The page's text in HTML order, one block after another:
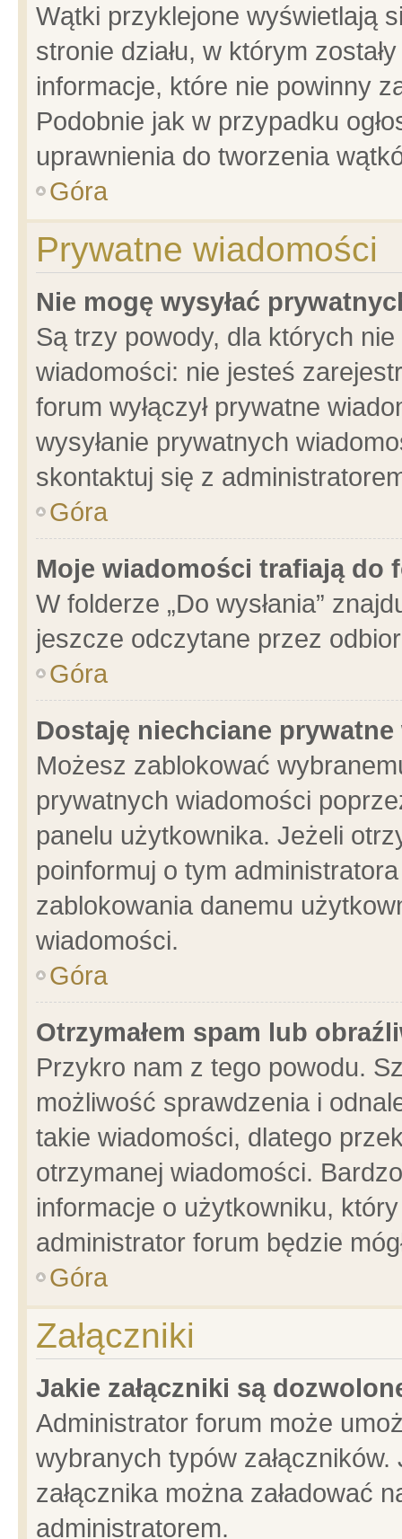
Wątki przyklejone wyświetlają
stronie działu, w którym
informacje, które nie powinny
Podobnie jak w przypadku
uprawnienia do tworzenia
Góra
Prywatne wiadomości
Nie mogę wysyłać
Są trzy powody, dla których
wiadomości: nie jesteś
forum wyłączył prywatne
wysyłanie prywatnych
skontaktuj się z
Góra
Moje wiadomości trafiają do
W folderze „Do wysłania”
jeszcze odczytane przez
Góra
Dostaję niechciane
Możesz zablokować
prywatnych wiadomości
panelu użytkownika. Jeżeli
poinformuj o tym
zablokowania danemu
wiadomości.
Góra
Otrzymałem spam lub
Przykro nam z tego powodu.
możliwość sprawdzenia i
takie wiadomości, dlatego
otrzymanej wiadomości.
informacje o użytkowniku,
administrator forum będzie
Góra
Załączniki
Jakie załączniki są
Administrator forum może
wybranych typów
załącznika można załadować
administratorem.